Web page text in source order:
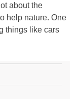
about the
help nature. One
things like cars